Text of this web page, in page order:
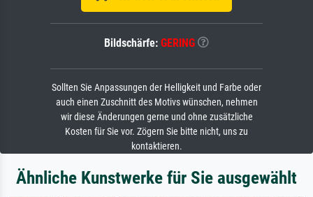
Bildschärfe: GERING
Sollten Sie Anpassungen der Helligkeit und Farbe oder
auch einen Zuschnitt des Motivs wünschen, nehmen
wir diese Änderungen gerne und ohne zusätzliche
Kosten für Sie vor. Zögern Sie bitte nicht, uns zu
kontaktieren.
Ähnliche Kunstwerke für Sie ausgewählt